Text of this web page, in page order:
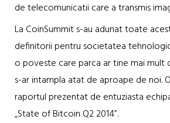
de telecomunicatii care a transmis
La CoinSummit s-au adunat toate
definitorii pentru societatea
o poveste care parca ar tine mai mult
s-ar intampla atat de aproape de noi.
raportul prezentat de entuziasta
„State of Bitcoin Q2 2014”.